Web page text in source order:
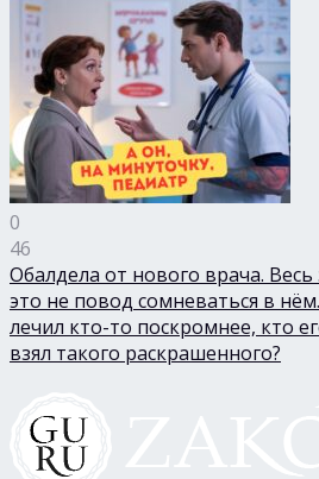
0
46
Обалдела от нового врача.
это не повод сомневаться в
лечил кто-то поскромнее, кто
взял такого раскрашенного?